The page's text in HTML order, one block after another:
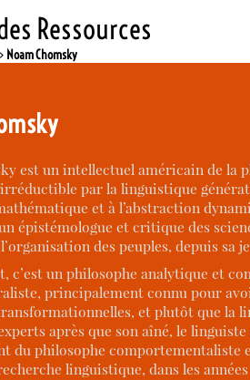
Ressources
Noam Chomsky
est un intellectuel américain de
par la linguistique
et à l’abstraction
épistémologue et critique des
des peuples, depuis
c’est un philosophe analytique et
principalement connu pour
et plutôt que la
après que son aîné, le
du philosophe comportementaliste
linguistique, dans les années